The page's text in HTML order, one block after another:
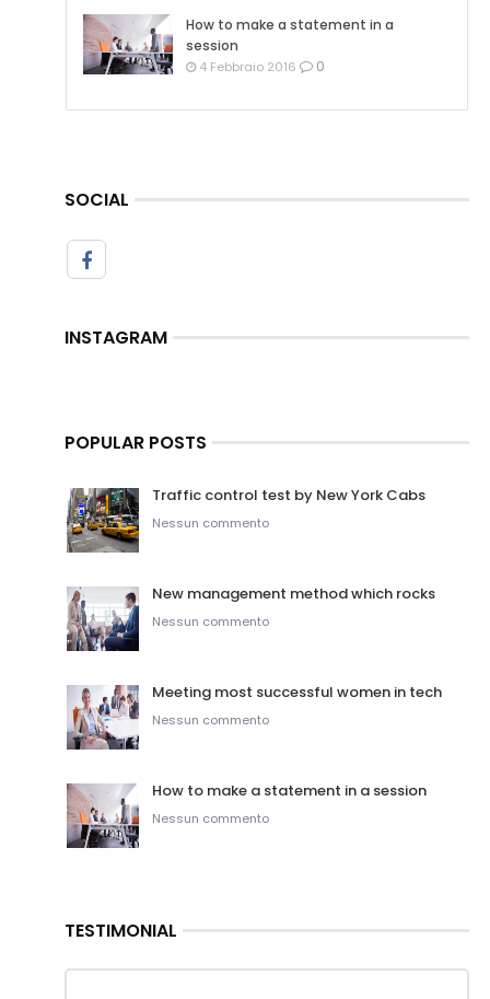
How to make a statement in a
session
4 Febbraio 2016 0
SOCIAL
INSTAGRAM
POPULAR POSTS
Traffic control test by New York Cabs
Nessun commento
New management method which rocks
Nessun commento
Meeting most successful women in tech
Nessun commento
How to make a statement in a session
Nessun commento
TESTIMONIAL